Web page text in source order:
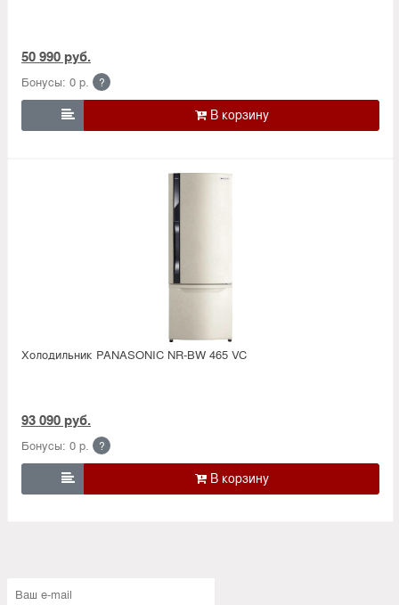
50 990 руб.
Бонусы: 0 р. ?

Холодильник PANASONIC NR-BW 465 VC
93 090 руб.
Бонусы: 0 р. ?
